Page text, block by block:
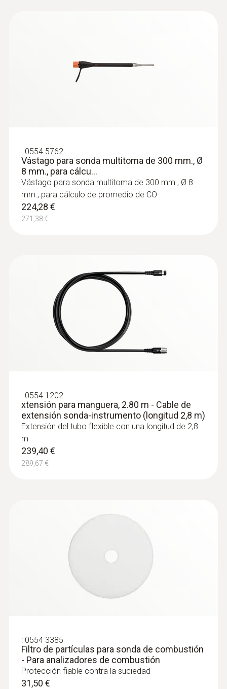
: 0564 3002 02
Set analizador de combustión testo 300
- Con sonda modular y vástago flexible
1.543,50 €
:0564 3004 75
Set analizador de combustión testo 300
Longlife "NEXT LEVEL" - Con O2 y CO
2.044,98 €
2.474,43 €
: 0554 5762
Vástago para sonda multitoma de 300 mm., Ø
8 mm., para cálcu...
Vástago para sonda multitoma de 300 mm., Ø 8
mm., para cálculo de promedio de CO
224,28 €
271,38 €
: 0554 1202
xtensión para manguera, 2.80 m - Cable de
extensión sonda-instrumento (longitud 2,8 m)
Extensión del tubo flexible con una longitud de 2,8
m
239,40 €
289,67 €
: 0554 3385
Filtro de partículas para sonda de combustión
- Para analizadores de combustión
Protección fiable contra la suciedad
31,50 €